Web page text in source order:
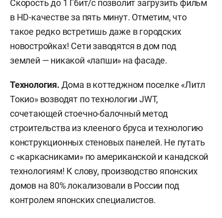
Скорость до 1 Гбит/с позволит загрузить фильм
в HD-качестве за пять минут. Отметим, что
такое редко встретишь даже в городских
новостройках! Сети заводятся в дом под
землей — никакой «лапши» на фасаде.
Технология. Дома в коттеджном поселке «Литл
Токио» возводят по технологии JWT,
сочетающей стоечно-балочный метод
строительства из клееного бруса и технологию
конструкционных стеновых панелей. Не путать
с «каркасниками» по американской и канадской
технологиям! К слову, производство японских
домов на 80% локализовали в России под
контролем японских специалистов.